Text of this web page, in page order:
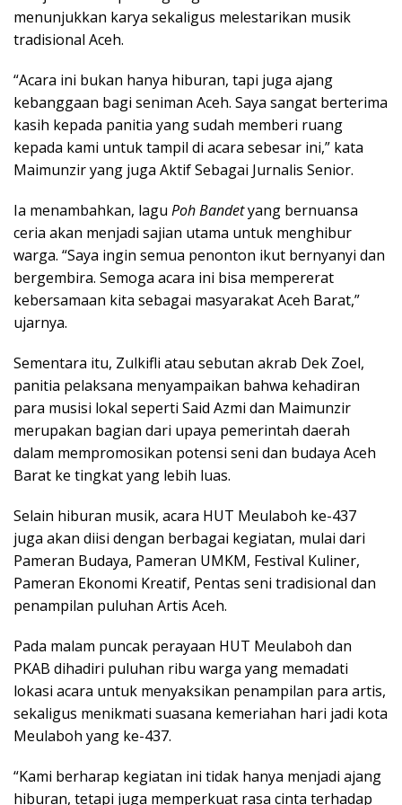
menunjukkan karya sekaligus melestarikan musik
tradisional Aceh.
“Acara ini bukan hanya hiburan, tapi juga ajang
kebanggaan bagi seniman Aceh. Saya sangat berterima
kasih kepada panitia yang sudah memberi ruang
kepada kami untuk tampil di acara sebesar ini,” kata
Maimunzir yang juga Aktif Sebagai Jurnalis Senior.
Ia menambahkan, lagu Poh Bandetyang bernuansa
ceria akan menjadi sajian utama untuk menghibur
warga. “Saya ingin semua penonton ikut bernyanyi dan
bergembira. Semoga acara ini bisa mempererat
kebersamaan kita sebagai masyarakat Aceh Barat,”
ujarnya.
Sementara itu, Zulkifli atau sebutan akrab Dek Zoel,
panitia pelaksana menyampaikan bahwa kehadiran
para musisi lokal seperti Said Azmi dan Maimunzir
merupakan bagian dari upaya pemerintah daerah
dalam mempromosikan potensi seni dan budaya Aceh
Barat ke tingkat yang lebih luas.
Selain hiburan musik, acara HUT Meulaboh ke-437
juga akan diisi dengan berbagai kegiatan, mulai dari
Pameran Budaya, Pameran UMKM, Festival Kuliner,
Pameran Ekonomi Kreatif, Pentas seni tradisional dan
penampilan puluhan Artis Aceh.
Pada malam puncak perayaan HUT Meulaboh dan
PKAB dihadiri puluhan ribu warga yang memadati
lokasi acara untuk menyaksikan penampilan para artis,
sekaligus menikmati suasana kemeriahan hari jadi kota
Meulaboh yang ke-437.
“Kami berharap kegiatan ini tidak hanya menjadi ajang
hiburan, tetapi juga memperkuat rasa cinta terhadap